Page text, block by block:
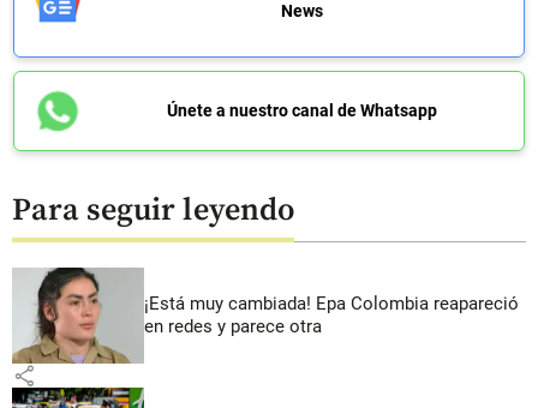
News
Únete a nuestro canal de Whatsapp
Para seguir leyendo
¡Está muy cambiada! Epa Colombia reapareció
en redes y parece otra
share